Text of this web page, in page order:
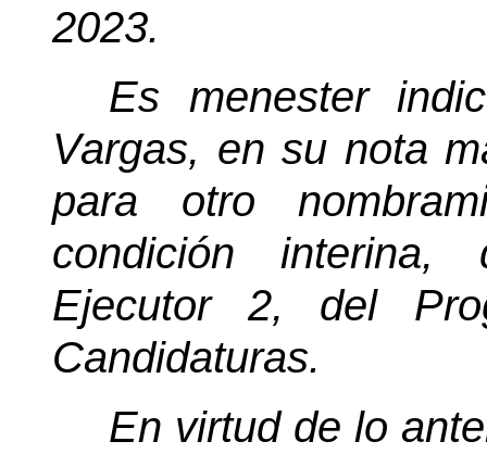
2023.
Es menester
Vargas, en su nota
para otro
condición
Ejecutor 2, del
Candidaturas.
En virtud de lo